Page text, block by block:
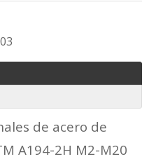
de acero de
A194-2H M2-M20